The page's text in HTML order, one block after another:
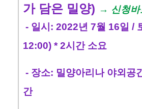
가 담은 밀양) → 신청바
- 일시: 2022년 7월 16일 /
12:00) * 2시간 소요
- 장소: 밀양아리나 야외공
간